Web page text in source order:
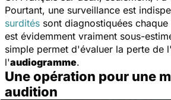
Pourtant, une surveillance est
surdités sont diagnostiquées
est évidemment vraiment sous-
simple permet d'évaluer la perte de
l'audiogramme.
Une opération pour une
audition